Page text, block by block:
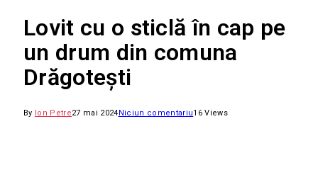
Lovit cu o sticlă în cap pe
un drum din comuna
Drăgotești
By Ion Petre27 mai 2024Niciun comentariu16Views